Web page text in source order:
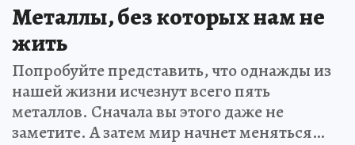
Металлы, без которых нам не
жить
Попробуйте представить, что однажды из
нашей жизни исчезнут всего пять
металлов. Сначала вы этого даже не
заметите. А затем мир начнет меняться…